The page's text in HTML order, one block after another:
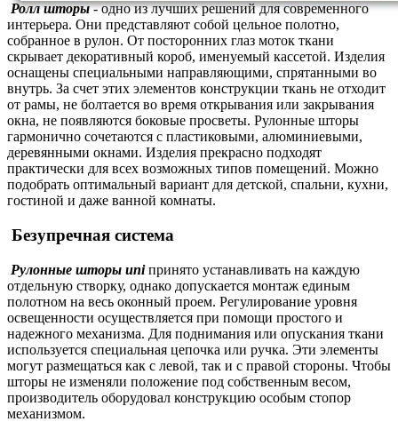
Ролл шторы- одно из лучших решений для современного
интерьера. Они представляют собой цельное полотно,
собранное в рулон. От посторонних глаз моток ткани
скрывает декоративный короб, именуемый кассетой. Изделия
оснащены специальными направляющими, спрятанными во
внутрь. За счет этих элементов конструкции ткань не отходит
от рамы, не болтается во время открывания или закрывания
окна, не появляются боковые просветы. Рулонные шторы
гармонично сочетаются с пластиковыми, алюминиевыми,
деревянными окнами. Изделия прекрасно подходят
практически для всех возможных типов помещений. Можно
подобрать оптимальный вариант для детской, спальни, кухни,
гостиной и даже ванной комнаты.
Безупречная система
Рулонные шторы uniпринято устанавливать на каждую
отдельную створку, однако допускается монтаж единым
полотном на весь оконный проем. Регулирование уровня
освещенности осуществляется при помощи простого и
надежного механизма. Для поднимания или опускания ткани
используется специальная цепочка или ручка. Эти элементы
могут размещаться как с левой, так и с правой стороны. Чтобы
шторы не изменяли положение под собственным весом,
производитель оборудовал конструкцию особым стопор
механизмом.